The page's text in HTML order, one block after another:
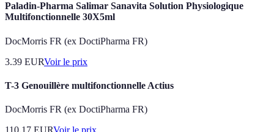
Paladin-Pharma Salimar Sanavita Solution Physiologique
Multifonctionnelle 30X5ml
DocMorris FR (ex DoctiPharma FR)
3.39 EURVoir le prix
T-3 Genouillère multifonctionnelle Actius
DocMorris FR (ex DoctiPharma FR)
110.17 EURVoir le prix